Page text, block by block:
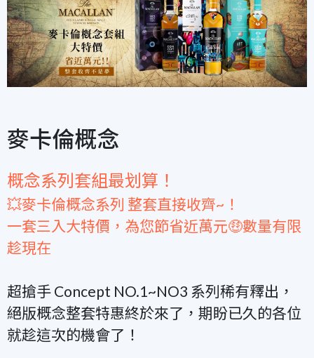
麥卡倫概念
概念系列套組最划算！
💥麥卡倫概念系列 整套直接收齊~！
一套三入大特價，為您節省近萬元🤑數量有限
趁現在
超搶手 Concept NO.1~NO3 系列稀有釋出，
絕版概念整套特惠終於來了，期盼已久的各位
就趁這次的機會了！